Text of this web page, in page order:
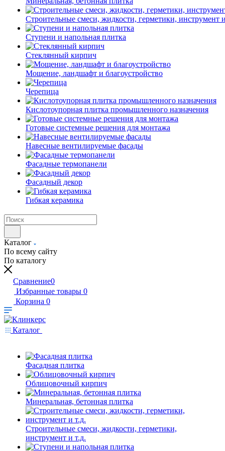
Строительные смеси, жидкости, герметики, инструмент
Ступени и напольная плитка
Cтеклянный кирпич
Мощение, ландшафт и благоустройство
Черепица
Кислотоупорная плитка промышленного назначения
Готовые системные решения для монтажа
Навесные вентилируемые фасады
Фасадные термопанели
Фасадный декор
Гибкая керамика
Каталог
По всему сайту
По каталогу
Сравнение0
Избранные товары 0
Корзина 0
Каталог
Фасадная плитка
Облицовочный кирпич
Минеральная, бетонная плитка
Строительные смеси, жидкости, герметики,
инструмент и т.д.